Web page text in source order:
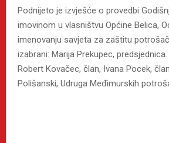
Podnijeto je izvješće o provedbi
imovinom u vlasništvu Općine Belica,
imenovanju savjeta za zaštitu
izabrani: Marija Prekupec, predsjednica.
Robert Kovačec, član, Ivana Pocek,
Polišanski, Udruga Međimurskih